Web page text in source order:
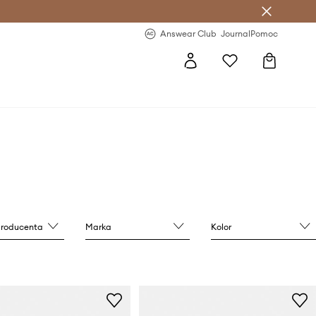
Answear Club JournalPomoc
Marka Kolor